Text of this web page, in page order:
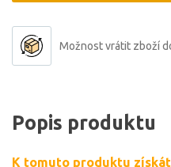
Možnost vrátit zboží
Popis produktu
K tomuto produktu